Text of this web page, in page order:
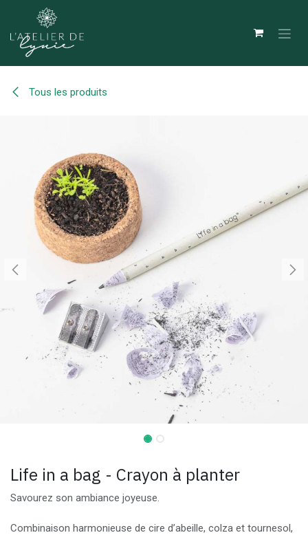
Se rendre au contenu
Tous les produits
Life in a bag - Crayon à planter
Savourez son ambiance joyeuse.
Combinaison harmonieuse de cire d’abeille, colza et tournesol,